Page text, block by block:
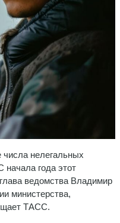
нелегальных
начала года этот
ведомства Владимир
министерства,
ТАСС.